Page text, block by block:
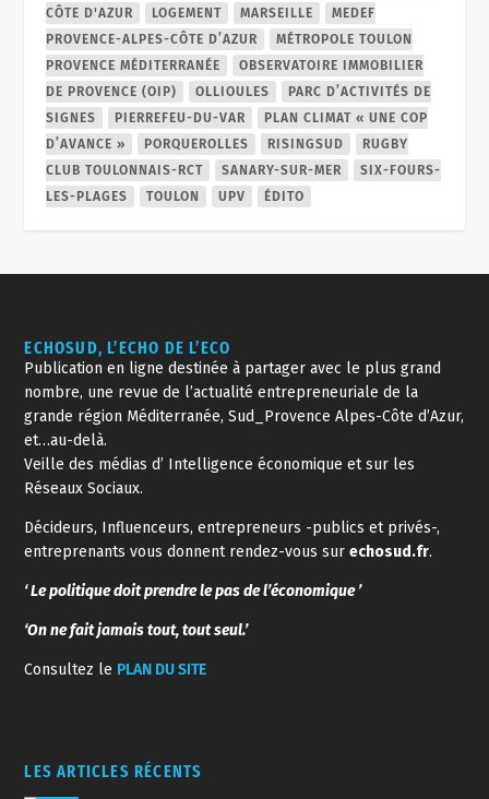
CÔTE D'AZUR
LOGEMENT MARSEILLE
MEDEF
PROVENCE-ALPES-CÔTE D’AZUR
MÉTROPOLE TOULON
PROVENCE MÉDITERRANÉE
OBSERVATOIRE IMMOBILIER
DE PROVENCE (OIP)
OLLIOULES
PARC D’ACTIVITÉS DE
SIGNES
PIERREFEU-DU-VAR
PLAN CLIMAT « UNE COP
D’AVANCE »
PORQUEROLLES RISINGSUD
RUGBY
CLUB TOULONNAIS-RCT
SANARY-SUR-MER
SIX-FOURS-
LES-PLAGES
TOULON UPV ÉDITO
ECHOSUD, L’ECHO DE L’ECO
Publication en ligne destinée à partager avec le plus grand
nombre, une revue de l’actualité entrepreneuriale de la
grande région Méditerranée, Sud_Provence Alpes-Côte d’Azur,
et…au-delà.
Veille des médias d’ Intelligence économique et sur les
Réseaux Sociaux.
Décideurs, Influenceurs, entrepreneurs -publics et privés-,
entreprenants vous donnent rendez-vous surechosud.fr.
‘ Le politique doit prendre le pas de l’économique ’
‘On ne fait jamais tout, tout seul.’
Consultez le PLAN DU SITE
LES ARTICLES RÉCENTS